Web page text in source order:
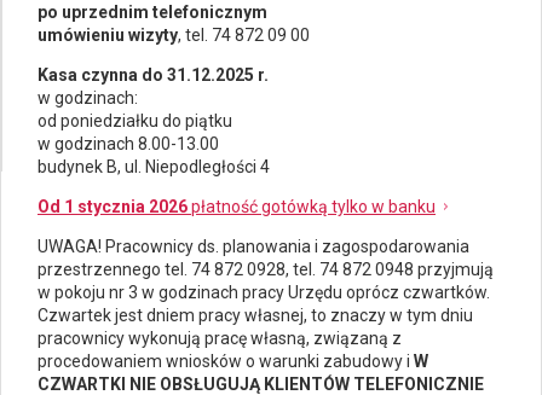
po uprzednim telefonicznym
umówieniu wizyty, tel. 74 872 09 00
Kasa czynna do 31.12.2025 r.
w godzinach:
od poniedziałku do piątku
w godzinach 8.00-13.00
budynek B, ul. Niepodległości 4
Od 1 stycznia 2026płatność gotówką tylko w banku
UWAGA! Pracownicy ds. planowania i zagospodarowania
przestrzennego tel. 74 872 0928, tel. 74 872 0948 przyjmują
w pokoju nr 3 w godzinach pracy Urzędu oprócz czwartków.
Czwartek jest dniem pracy własnej, to znaczy w tym dniu
pracownicy wykonują pracę własną, związaną z
procedowaniem wniosków o warunki zabudowy i W
CZWARTKI NIE OBSŁUGUJĄ KLIENTÓW TELEFONICZNIE